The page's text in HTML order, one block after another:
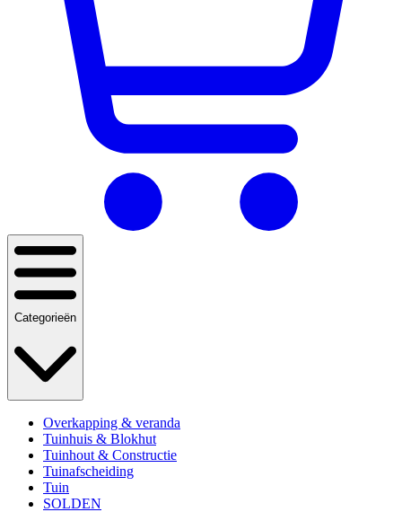
Categorieën
Overkapping & veranda
Tuinhuis & Blokhut
Tuinhout & Constructie
Tuinafscheiding
Tuin
SOLDEN